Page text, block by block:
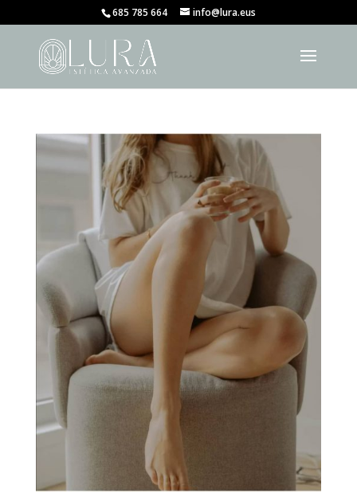
685 785 664 info@lura.eus